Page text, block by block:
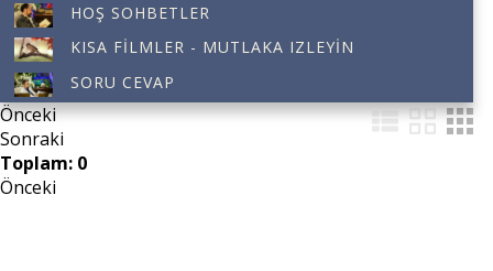
HOŞ SOHBETLER
KISA FILMLER - MUTLAKA IZLEYIN
SORU CEVAP
Önceki
Sonraki
Toplam: 0
Önceki